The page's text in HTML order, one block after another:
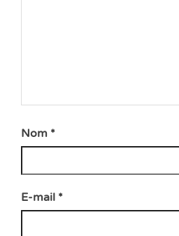
Nom *
E-mail *